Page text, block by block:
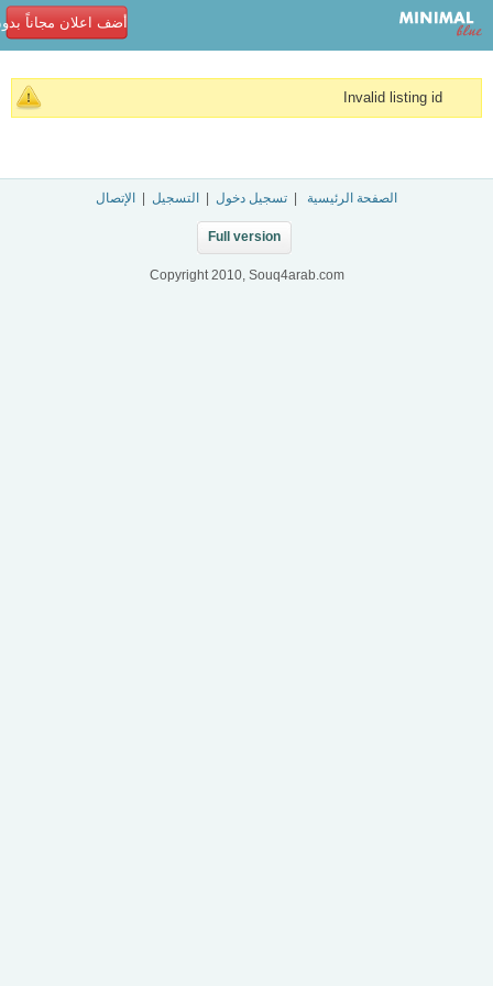
أضف اعلان مجاناً
Invalid listing id
الصفحة الرئيسية تسجيل دخول التسجيل الإتصال
Full version
Copyright 2010, Souq4arab.com